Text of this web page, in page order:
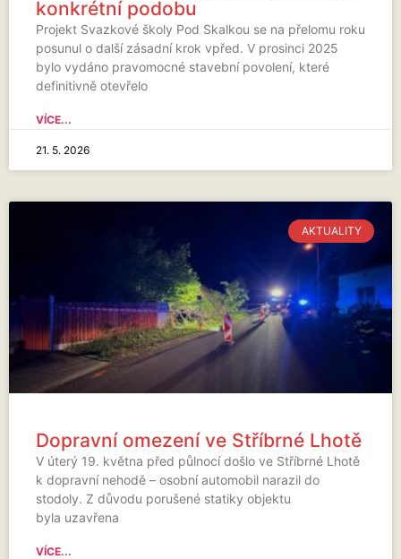
konkrétní podobu
Projekt Svazkové školy Pod Skalkou se na přelomu roku
posunul o další zásadní krok vpřed. V prosinci 2025
bylo vydáno pravomocné stavební povolení, které
definitivně otevřelo
VÍCE...
21. 5. 2026
AKTUALITY
Dopravní omezení ve Stříbrné Lhotě
V úterý 19. května před půlnocí došlo ve Stříbrné Lhotě
k dopravní nehodě – osobní automobil narazil do
stodoly. Z důvodu porušené statiky objektu
byla uzavřena
VÍCE...